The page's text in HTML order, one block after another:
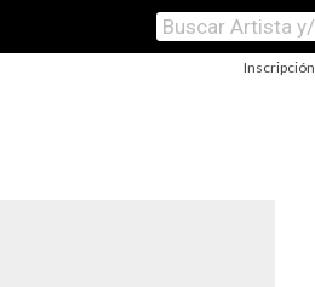
Inscripción